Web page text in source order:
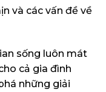
và các vấn đề về
sống luôn mát
cả gia đình
những giải